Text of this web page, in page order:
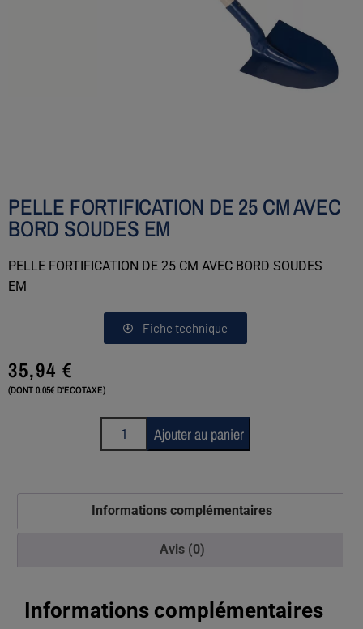
PELLE FORTIFICATION DE 25 CM AVEC
BORD SOUDES EM
PELLE FORTIFICATION DE 25 CM AVEC BORD SOUDES
EM
Fiche technique
35,94€
(DONT 0.05€ D'ECOTAXE)
Ajouter au panier
Informations complémentaires
Avis (0)
Informations complémentaires